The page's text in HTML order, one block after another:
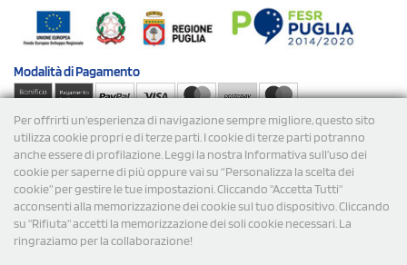
Per offrirti un'esperienza di navigazione sempre migliore, questo sito
utilizza cookie propri e di terze parti. I cookie di terze parti potranno
anche essere di profilazione. Leggi la nostra Informativa sull’uso dei
cookie per saperne di più oppure vai su “Personalizza la scelta dei
cookie” per gestire le tue impostazioni. Cliccando "Accetta Tutti"
acconsenti alla memorizzazione dei cookie sul tuo dispositivo. Cliccando
su "Rifiuta" accetti la memorizzazione dei soli cookie necessari. La
ringraziamo per la collaborazione!
Modalità diPagamento
Spedizioni